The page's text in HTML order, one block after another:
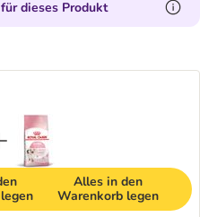
dieses Produkt
Alles in den
Warenkorb legen